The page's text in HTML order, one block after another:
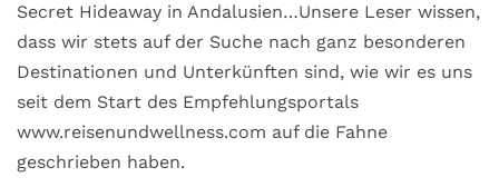
Secret Hideaway in Andalusien…Unsere Leser wissen,
dass wir stets auf der Suche nach ganz besonderen
Destinationen und Unterkünften sind, wie wir es uns
seit dem Start des Empfehlungsportals
www.reisenundwellness.com auf die Fahne
geschrieben haben.